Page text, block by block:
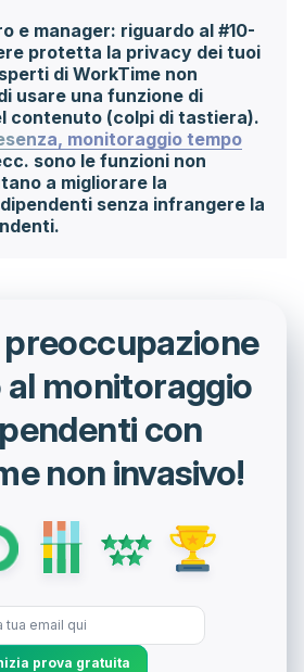
e manager: riguardo al #10-
protetta la privacy dei tuoi
di WorkTime non
usare una funzione di
contenuto (colpi di tastiera).
monitoraggio tempo
sono le funzioni non
a migliorare la
senza infrangere la
preoccupazione
al monitoraggio
con
non invasivo!
prova gratuita